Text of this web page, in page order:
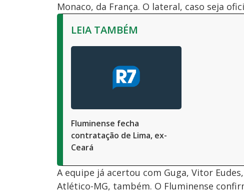
Monaco, da França. O lateral, caso seja
LEIA TAMBÉM
Fluminense fecha
contratação de Lima, ex-
Ceará
A equipe já acertou com Guga, Vitor
Atlético-MG, também. O Fluminense